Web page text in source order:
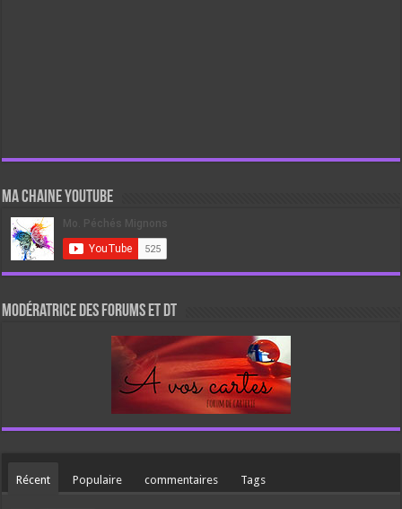
Ma chaine Youtube
Modératrice des forums et DT
Récent Populaire commentaires Tags